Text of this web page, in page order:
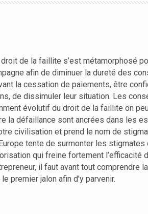
de la faillite s’est métamorphosé
afin de diminuer la dureté des
la cessation de paiements, être
de dissimuler leur situation. Les
évolutif du droit de la faillite on
la défaillance sont ancrées dans les
civilisation et prend le nom de
tente de surmonter les
qui freine fortement
il faut avant tout
premier jalon afin d’y parvenir.